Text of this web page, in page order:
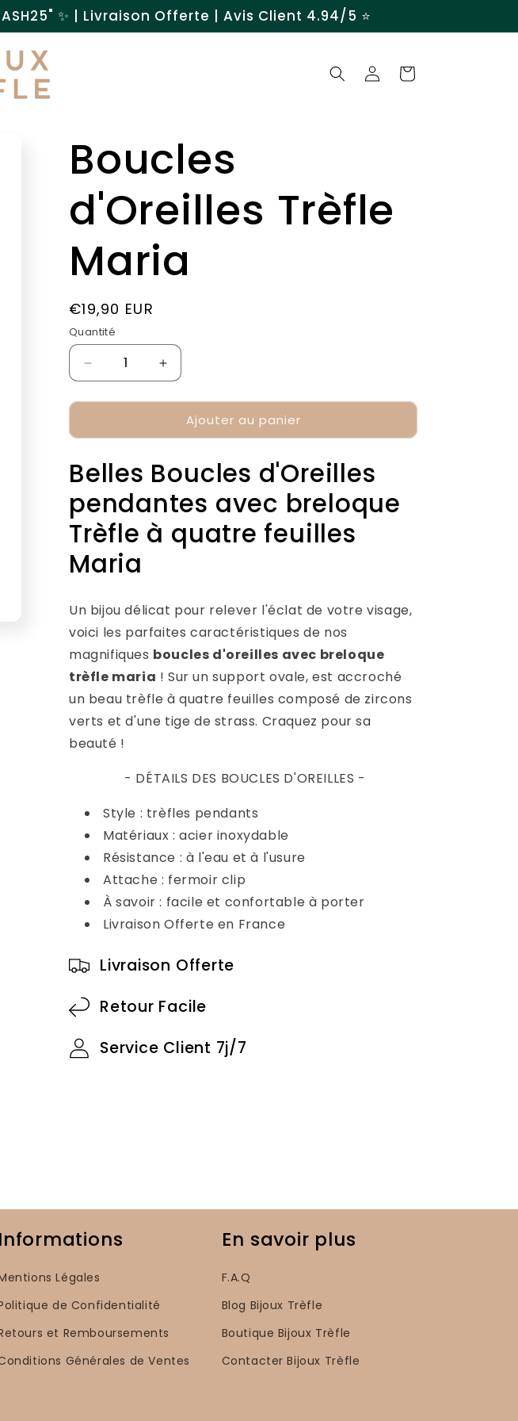
✨ | Livraison Offerte | Avis Client 4.94/5 ⭐️
ConnexionPanier
Boucles
d'Oreilles Trèfle
Maria
Prix
habituel
€19,90 EUR
Quantité
Réduire
la
quantité
Boucles
Trèfle
Maria
Augmenter
la
quantité
Boucles
Trèfle
Maria
Ajouter au panier
Belles Boucles d'Oreilles
pendantes avec breloque
Trèfle à quatre feuilles
Maria
Un bijou délicat pour relever l'éclat de votre visage,
voici les parfaites caractéristiques de nos
magnifiques boucles d'oreilles avec breloque
trèfle maria ! Sur un support ovale, est accroché
un beau trèfle à quatre feuilles composé de zircons
verts et d'une tige de strass. Craquez pour sa
beauté !
- DÉTAILS DES BOUCLES D'OREILLES -
Style : trèfles pendants
Matériaux : acier inoxydable
Résistance : à l'eau et à l'usure
Attache : fermoir clip
À savoir : facile et confortable à porter
Livraison Offerte en France
Livraison Offerte
Retour Facile
Service Client 7j/7
Informations
Légales
de Confidentialité
et Remboursements
Générales de Ventes
En savoir plus
F.A.Q
Blog Bijoux Trèfle
Boutique Bijoux Trèfle
Contacter Bijoux Trèfle